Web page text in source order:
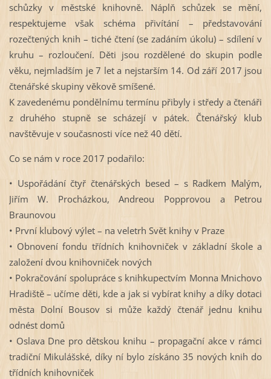
schůzky v městské knihovně. Náplň schůzek se mění,
respektujeme však schéma přivítání – představování
rozečtených knih – tiché čtení (se zadáním úkolu) – sdílení v
kruhu – rozloučení. Děti jsou rozdělené do skupin podle
věku, nejmladším je 7 let a nejstarším 14. Od září 2017 jsou
čtenářské skupiny věkově smíšené.
K zavedenému pondělnímu termínu přibyly i středy a čtenáři
z druhého stupně se scházejí v pátek. Čtenářský klub
navštěvuje v současnosti více než 40 dětí.
Co se nám v roce 2017 podařilo:
• Uspořádání čtyř čtenářských besed – s Radkem Malým,
Jiřím W. Procházkou, Andreou Popprovou a Petrou
Braunovou
• První klubový výlet – na veletrh Svět knihy v Praze
• Obnovení fondu třídních knihovniček v základní škole a
založení dvou knihovniček nových
• Pokračování spolupráce s knihkupectvím Monna Mnichovo
Hradiště – učíme děti, kde a jak si vybírat knihy a díky dotaci
města Dolní Bousov si může každý čtenář jednu knihu
odnést domů
• Oslava Dne pro dětskou knihu – propagační akce v rámci
tradiční Mikulášské, díky ní bylo získáno 35 nových knih do
třídních knihovniček